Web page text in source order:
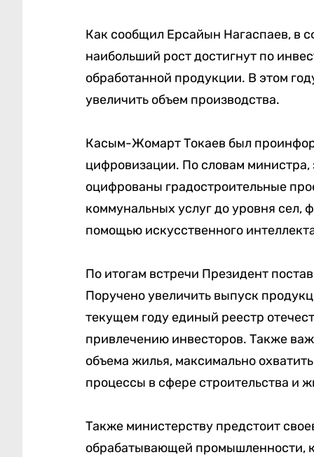
Как сообщил Ерсайын Нагаспаев, в
наибольший рост достигнут по
обработанной продукции. В этом
увеличить объем производства.
Касым-Жомарт Токаев был
цифровизации. По словам
оцифрованы градостроительные
коммунальных услуг до уровня сел,
помощью искусственного
По итогам встречи Президент
Поручено увеличить выпуск
текущем году единый реестр
привлечению инвесторов. Также
объема жилья, максимально
процессы в сфере строительства и
Также министерству предстоит
обрабатывающей промышленности,